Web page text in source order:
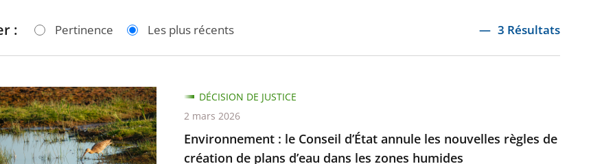
: Pertinence Les plus récents 3 Résultats
Environnement : le Conseil d’État annule les nouvelles règles de
création de plans d’eau dans les zones humides
DÉCISION DE JUSTICE
2 mars 2026